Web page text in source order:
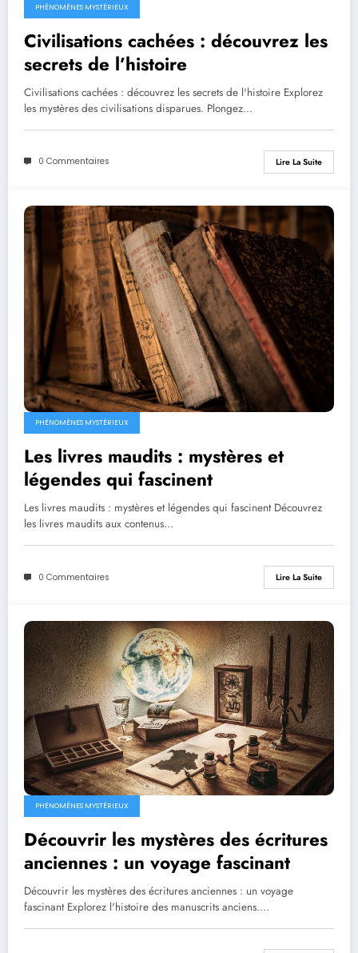
PHÉNOMÈNES MYSTÉRIEUX
Civilisations cachées : découvrez les
secrets de l’histoire
Civilisations cachées : découvrez les secrets de l'histoire Explorez
les mystères des civilisations disparues. Plongez…
0 Commentaires Lire La Suite
PHÉNOMÈNES MYSTÉRIEUX
Les livres maudits : mystères et
légendes qui fascinent
Les livres maudits : mystères et légendes qui fascinent Découvrez
les livres maudits aux contenus…
0 Commentaires Lire La Suite
PHÉNOMÈNES MYSTÉRIEUX
Découvrir les mystères des écritures
anciennes : un voyage fascinant
Découvrir les mystères des écritures anciennes : un voyage
fascinant Explorez l'histoire des manuscrits anciens.…